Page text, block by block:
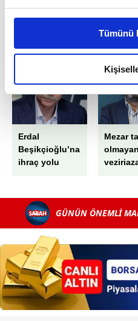
Bu çerezlere izin vermeniz
daha iyi reklam deneyimi
amacımızın size daha iyi
olduğunu ve sizlere en iyi
elimizden gelen çabayı
reklamların maliyetlerimizi
kalemimiz olduğunu sizlere
Her halükârda, kullanıcılar,
takdirde, kullanıcılara hedefli
gösterilmeyecektir."
Sizlere daha iyi bir hizmet
Sitemizde kendimize ve
kullanılmaktadır. Bu çerezler
verileriniz işlenmekte olup
toplumu hizmetlerinin
kullanılmaktadır. Diğer
kılınması ve
reklam/pazarlama
Tümünü
EN ÇOK OKUNANLAR
Erdal
Beşikçioğlu’na
ihraç yolu
Mezar
olmayan
GÜNÜN ÖNEMLİ